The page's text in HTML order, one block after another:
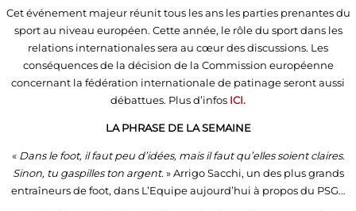
Cet événement majeur réunit tous les ans les parties prenantes du
sport au niveau européen. Cette année, le rôle du sport dans les
relations internationales sera au cœur des discussions. Les
conséquences de la décision de la Commission européenne
concernant la fédération internationale de patinage seront aussi
débattues. Plus d’infos ICI.
LA PHRASE DE LA SEMAINE
« Dans le foot, il faut peu d’idées, mais il faut qu’elles soient claires.
Sinon, tu gaspilles ton argent.» Arrigo Sacchi, un des plus grands
entraîneurs de foot, dans L’Equipe aujourd’hui à propos du PSG…